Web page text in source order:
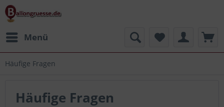
Menü
Häufige Fragen
Häufige Fragen